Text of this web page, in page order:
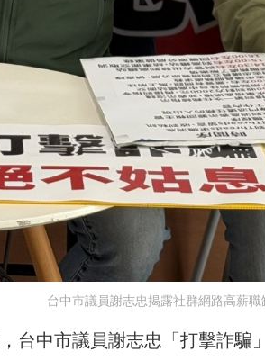
台中市議員謝志忠揭露社群網路高薪職
台中市議員謝志忠「打擊詐騙